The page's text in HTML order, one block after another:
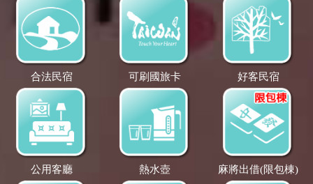
合法民宿 可刷國旅卡 好客民宿
公用客廳 熱水壺 麻將出借(限包棟)